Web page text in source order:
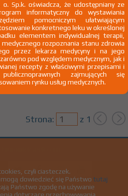
OTC
100%
32,02 zł
1 but. 10 ml
Meda Pharma GmbH &
Co. KG
Strona: z 1
czyli ciasteczek.
dowiedzieć się Państwo tutaj
Państwo zgodę na używanie
o. Sp.k. oświadcza, że udostępniany ze
informatyczny do wystawiania
pomocniczym ułatwiającym
konkretnego leku w określonej
elementem indywidualnej terapii,
rozpoznania stanu zdrowia
przez lekarza medycyny i na jego
pod względem medycznym, jak i
recepty z właściwymi przepisami i
zajmujących się
rynku usług medycznych.